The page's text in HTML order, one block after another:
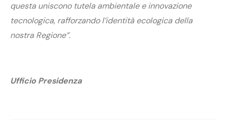
questa uniscono tutela ambientale e innovazione
tecnologica, rafforzando l’identità ecologica della
nostra Regione”.
Ufficio Presidenza